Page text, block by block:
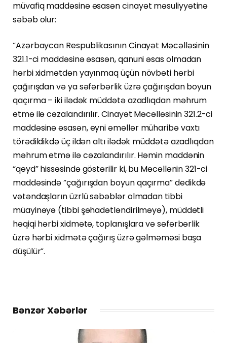
müvafiq maddəsinə əsasən cinayət məsuliyyətinə
səbəb olur:
“Azərbaycan Respublikasının Cinayət Məcəlləsinin
321.1-ci maddəsinə əsasən, qanuni əsas olmadan
hərbi xidmətdən yayınmaq üçün növbəti hərbi
çağırışdan və ya səfərbərlik üzrə çağırışdan boyun
qaçırma – iki ilədək müddətə azadlıqdan məhrum
etmə ilə cəzalandırılır. Cinayət Məcəlləsinin 321.2-ci
maddəsinə əsasən, eyni əməllər müharibə vaxtı
törədildikdə üç ildən altı ilədək müddətə azadlıqdan
məhrum etmə ilə cəzalandırılır. Həmin maddənin
“qeyd” hissəsində göstərilir ki, bu Məcəllənin 321-ci
maddəsində “çağırışdan boyun qaçırma” dedikdə
vətəndaşların üzrlü səbəblər olmadan tibbi
müayinəyə (tibbi şəhadətləndirilməyə), müddətli
həqiqi hərbi xidmətə, toplanışlara və səfərbərlik
üzrə hərbi xidmətə çağırış üzrə gəlməməsi başa
düşülür”.
Bənzər Xəbərlər